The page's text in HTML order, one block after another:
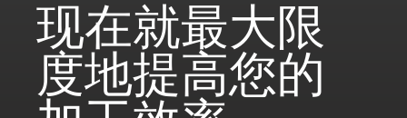
现在就最大限
度地提高您的